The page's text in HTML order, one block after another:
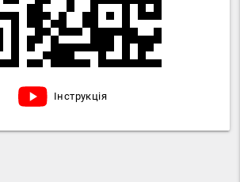
Інструкція